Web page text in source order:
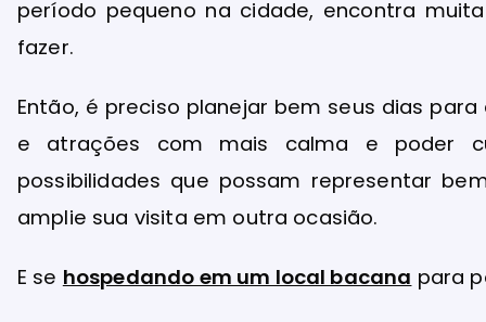
período pequeno na cidade, encontra
fazer.
Então, é preciso planejar bem seus dias
e atrações com mais calma e poder
possibilidades que possam representar
amplie sua visita em outra ocasião.
E se hospedando em um local bacana para